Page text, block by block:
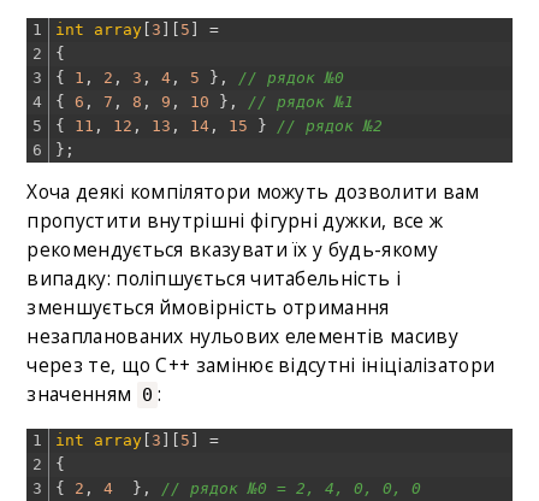
1
2
3
4
5
6
int array 3 5
=
{
{
1 , 2 , 3 , 4 , 5 } ,
// рядок №0
{
6 , 7 , 8 , 9 , 10 } ,
// рядок №1
{
11 , 12 , 13 , 14 , 15 }
// рядок №2
} ;
Хоча деякі компілятори можуть дозволити вам
пропустити внутрішні фігурні дужки, все ж
рекомендується вказувати їх у будь-якому
випадку: поліпшується читабельність і
зменшується ймовірність отримання
незапланованих нульових елементів масиву
через те, що C++ замінює відсутні ініціалізатори
значенням
0 :
1
2
3
int array 3 5
=
{
{
2 , 4 } ,
// рядок №0 = 2, 4, 0, 0, 0